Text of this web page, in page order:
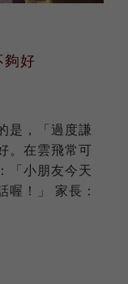
夠好
是，「過度謙
。在雲飛常可
「小朋友今天
喔！」 家長：